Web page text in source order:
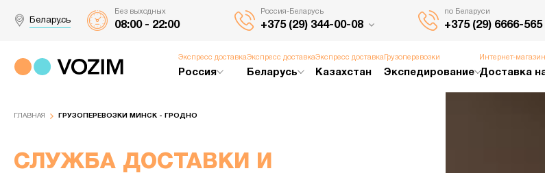
Беларусь
Без выходных
08:00 - 22:00
Россия-Беларусь
+375 (29) 344-00-08
по Беларуси
+375 (29) 6666-565
Экспресс доставка
Россия
Экспресс доставка
Беларусь
Экспресс доставка
Казахстан
Грузоперевозки
Экспедирование
Интернет-
Доставка
ГЛАВНАЯ ГРУЗОПЕРЕВОЗКИ МИНСК - ГРОДНО
СЛУЖБА ДОСТАВКИ И